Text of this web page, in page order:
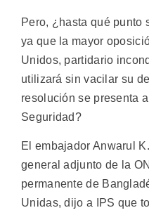
Pero, ¿hasta qué punto
ya que la mayor
Unidos, partidario
utilizará sin vacilar su
resolución se presenta
Seguridad?
El embajador Anwarul
general adjunto de la
permanente de
Unidas, dijo a IPS que